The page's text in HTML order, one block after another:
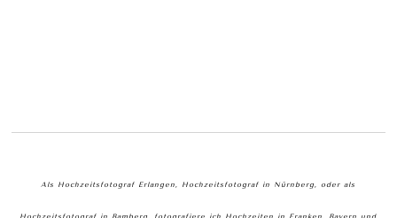
Als Hochzeitsfotograf Erlangen, Hochzeitsfotograf in Nürnberg, oder als
Hochzeitsfotograf in Bamberg, fotografiere ich Hochzeiten in Franken, Bayern und